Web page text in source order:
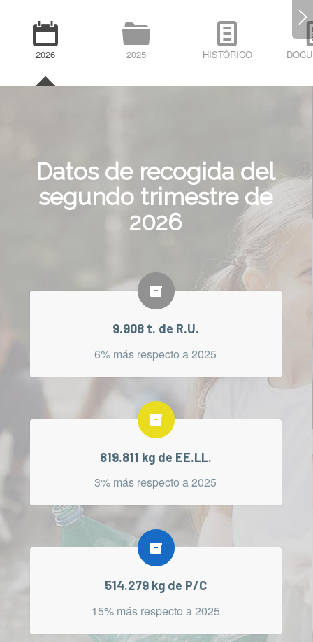
2026 2025 HISTÓRICO
Datos de recogida del
segundo trimestre de
2026
9.908 t. de R.U.
6% más respecto a 2025
819.811 kg de EE.LL.
3% más respecto a 2025
514.279 kg de P/C
15% más respecto a 2025